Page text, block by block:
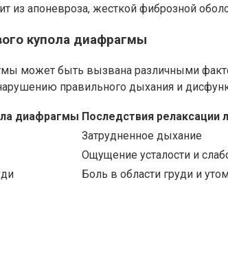
из апоневроза, жесткой фиброзной
купола диафрагмы
может быть вызвана различными
правильного дыхания и
диафрагмы Последствия релаксации
Затрудненное дыхание
Ощущение усталости и
Боль в области груди и